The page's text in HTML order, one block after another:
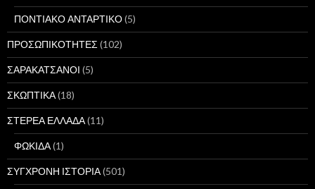
ΠΟΝΤΙΑΚΟ ΑΝΤΑΡΤΙΚΟ(5)
ΠΡΟΣΩΠΙΚΟΤΗΤΕΣ (102)
ΣΑΡΑΚΑΤΣΑΝΟΙ (5)
ΣΚΩΠΤΙΚΑ(18)
ΣΤΕΡΕΑ ΕΛΛΑΔΑ(11)
ΦΩΚΙΔΑ(1)
ΣΥΓΧΡΟΝΗ ΙΣΤΟΡΙΑ(501)